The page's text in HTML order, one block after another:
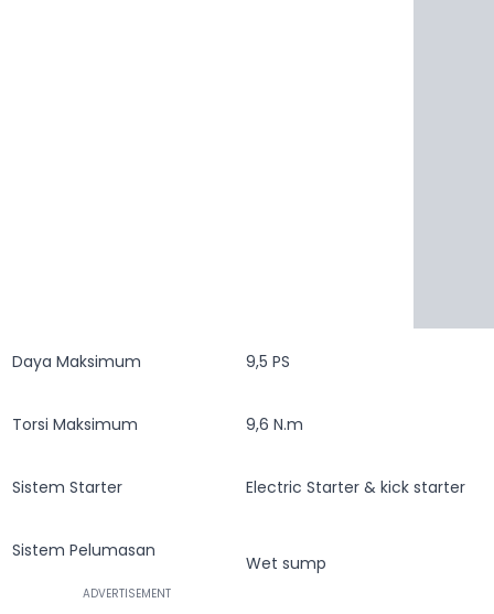
Daya Maksimum 9,5 PS
Torsi Maksimum 9,6 N.m
Sistem Starter Electric Starter & kick starter
Sistem Pelumasan
Wet sump